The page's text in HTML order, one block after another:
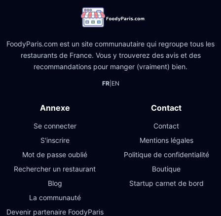
FoodyParis.com est un site communautaire qui regroupe tous les
restaurants de France. Vous y trouverez des avis et des
recommandations pour manger (vraiment) bien.
FR| EN
Annexe
Se connecter
S'inscrire
Mot de passe oublié
Rechercher un restaurant
Blog
La communauté
Devenir partenaire FoodyParis
Contact
Contact
Mentions légales
Politique de confidentialité
Boutique
Startup carnet de bord